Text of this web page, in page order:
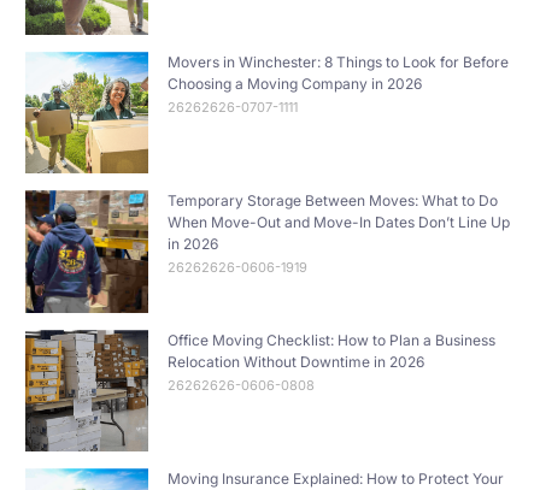
Movers in Winchester: 8 Things to Look for Before
Choosing a Moving Company in 2026
26262626-0707-1111
Temporary Storage Between Moves: What to Do
When Move-Out and Move-In Dates Don’t Line Up
in 2026
26262626-0606-1919
Office Moving Checklist: How to Plan a Business
Relocation Without Downtime in 2026
26262626-0606-0808
Moving Insurance Explained: How to Protect Your